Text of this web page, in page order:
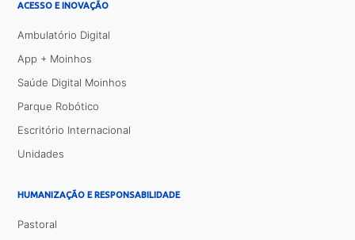
ACESSO E INOVAÇÃO
Ambulatório Digital
App + Moinhos
Saúde Digital Moinhos
Parque Robótico
Escritório Internacional
Unidades
HUMANIZAÇÃO E RESPONSABILIDADE
Pastoral